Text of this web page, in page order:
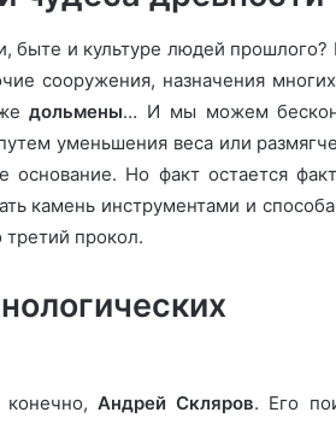
и культуре людей прошлого?
сооружения, назначения
жедольмены… И мы можем
уменьшения веса или
основание. Но факт остается
камень инструментами и
прокол.
Андрей Скляров. Его